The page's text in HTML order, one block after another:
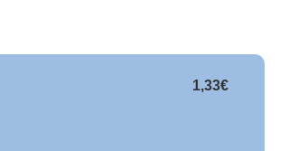
1,33€